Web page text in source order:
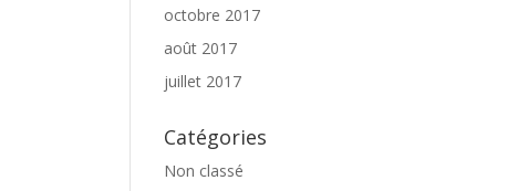
octobre 2017
août 2017
juillet 2017
Catégories
Non classé